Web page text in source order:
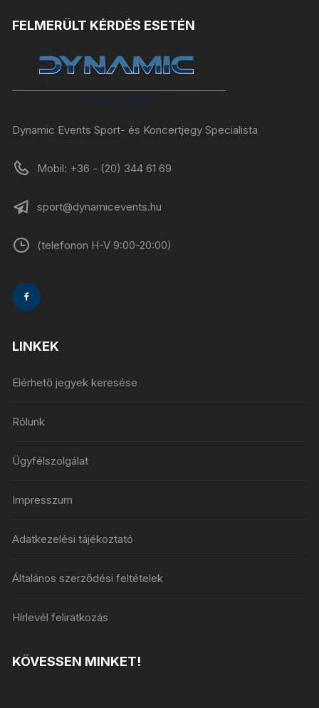
FELMERÜLT KÉRDÉS ESETÉN
Dynamic Events Sport- és Koncertjegy Specialista
Mobil: +36 - (20) 344 61 69
sport@dynamicevents.hu
(telefonon H-V 9:00-20:00)
LINKEK
Elérhető jegyek keresése
Rólunk
Ügyfélszolgálat
Impresszum
Adatkezelési tájékoztató
Általános szerződési feltételek
Hírlevél feliratkozás
KÖVESSEN MINKET!